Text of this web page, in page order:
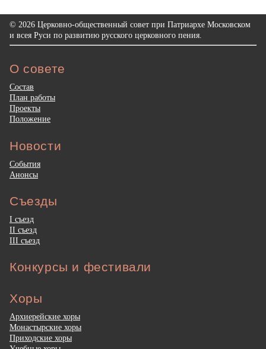
© 2026 Церковно-общественный совет при Патриархе Московском
и всея Руси по развитию русского церковного пения.
О совете
Состав
План работы
Проекты
Положение
Новости
События
Анонсы
Съезды
I съезд
II съезд
III съезд
Конкурсы и фестивали
Хоры
Архиерейские хоры
Монастырские хоры
Приходские хоры